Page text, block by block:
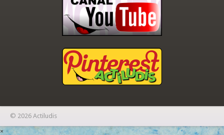
© 2026 Actiludis
×